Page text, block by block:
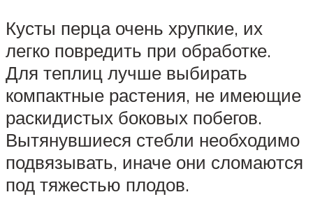
Кусты перца очень хрупкие, их
легко повредить при обработке.
Для теплиц лучше выбирать
компактные растения, не имеющие
раскидистых боковых побегов.
Вытянувшиеся стебли необходимо
подвязывать, иначе они сломаются
под тяжестью плодов.